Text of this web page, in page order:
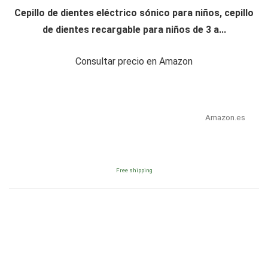
Cepillo de dientes eléctrico sónico para niños, cepillo
de dientes recargable para niños de 3 a...
Consultar precio en Amazon
Amazon.es
Free shipping